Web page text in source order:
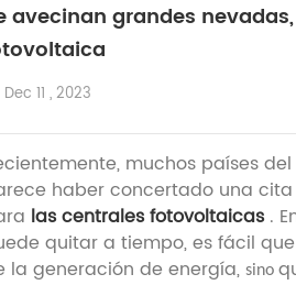
avecinan grandes
Dec 11 , 2023
muchos países
haber concertado una
las centrales fotovoltaicas.
quitar a tiempo, es fácil
la generación de energía, sino